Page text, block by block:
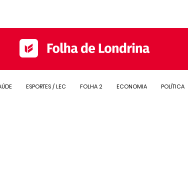
ESPORTES / LEC FOLHA 2 ECONOMIA POLÍTICA